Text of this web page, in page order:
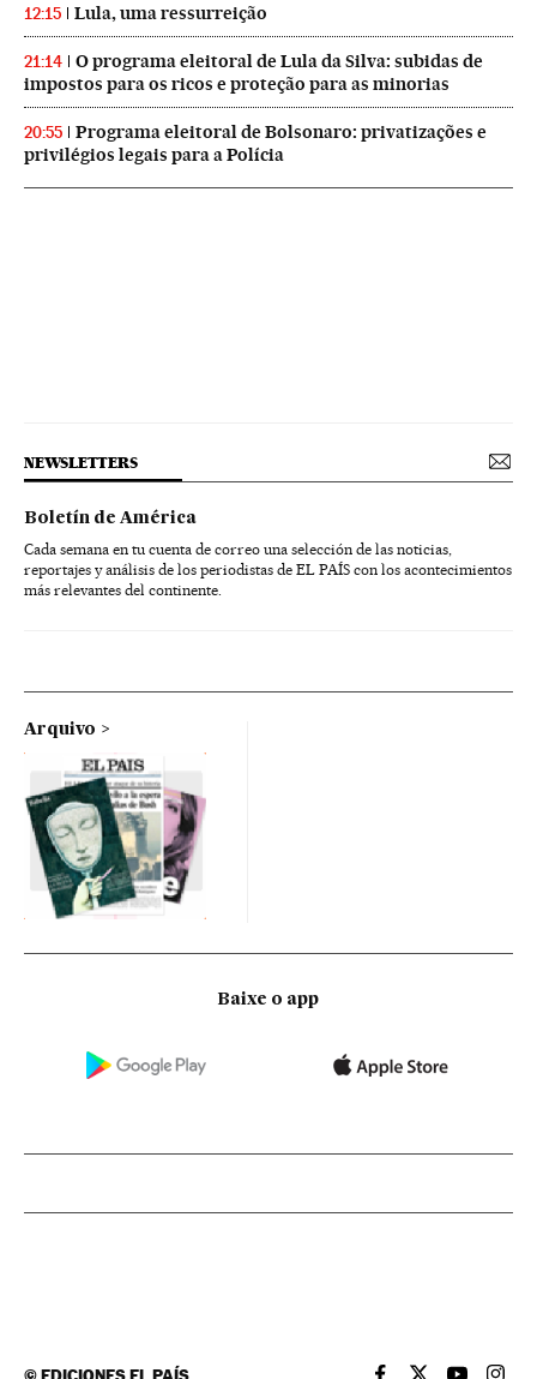
12:15 Lula, uma ressurreição
21:14
O programa eleitoral de Lula da Silva: subidas de
impostos para os ricos e proteção para as minorias
20:55
Programa eleitoral de Bolsonaro: privatizações e
privilégios legais para a Polícia
NEWSLETTERS
Boletín de América
Cada semana en tu cuenta de correo una selección de las noticias,
reportajes y análisis de los periodistas de EL PAÍS con los acontecimientos
más relevantes del continente.
Arquivo
Baixe o app